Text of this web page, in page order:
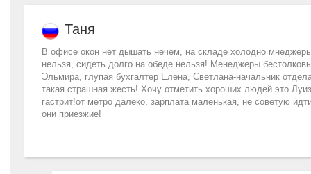
Таня
В офисе окон нет дышать нечем, на складе холодно
нельзя, сидеть долго на обеде нельзя! Менеджеры
Эльмира, глупая бухгалтер Елена, Светлана-начальник
такая страшная жесть! Хочу отметить хороших людей это
гастрит!от метро далеко, зарплата маленькая, не советую
они приезжие!